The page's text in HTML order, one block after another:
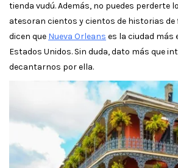
tienda vudú. Además, no puedes perderte
atesoran cientos y cientos de historias de
dicen que Nueva Orleans es la ciudad más
Estados Unidos. Sin duda, dato más que
decantarnos por ella.